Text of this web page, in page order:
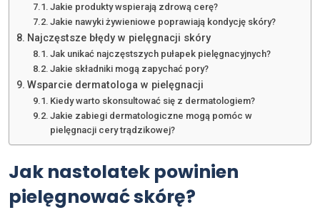
Jakie produkty wspierają zdrową cerę?
Jakie nawyki żywieniowe poprawiają kondycję skóry?
Najczęstsze błędy w pielęgnacji skóry
Jak unikać najczęstszych pułapek pielęgnacyjnych?
Jakie składniki mogą zapychać pory?
Wsparcie dermatologa w pielęgnacji
Kiedy warto skonsultować się z dermatologiem?
Jakie zabiegi dermatologiczne mogą pomóc w
pielęgnacji cery trądzikowej?
Jak nastolatek powinien
pielęgnować skórę?